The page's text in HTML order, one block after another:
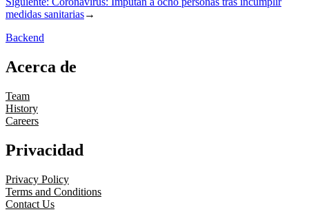
medidas sanitarias→
Backend
Acerca de
Team
History
Careers
Privacidad
Privacy Policy
Terms and Conditions
Contact Us